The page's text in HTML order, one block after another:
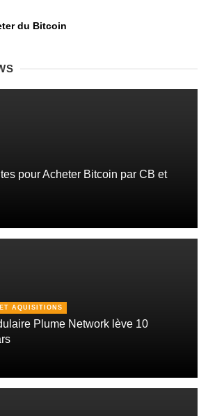
du Bitcoin
pour Acheter Bitcoin par CB et
AQUISITIONS
Plume Network lève 10